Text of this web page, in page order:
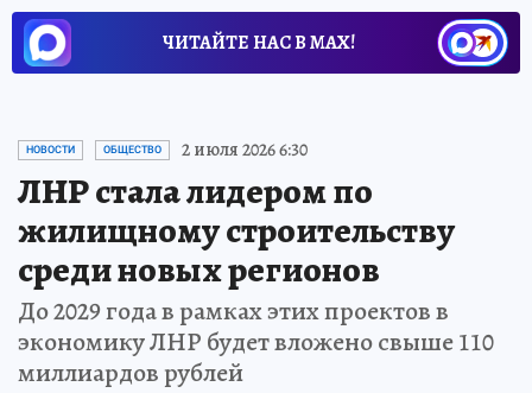
ЧИТАЙТЕ НАС В МАХ!
НОВОСТИ ОБЩЕСТВО 2 июля 2026 6:30
ЛНР стала лидером по
жилищному строительству
среди новых регионов
До 2029 года в рамках этих проектов в
экономику ЛНР будет вложено свыше 110
миллиардов рублей